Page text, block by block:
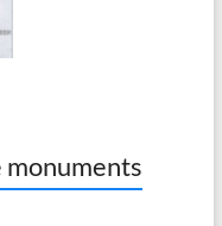
monuments